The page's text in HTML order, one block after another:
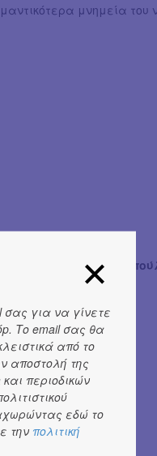
μνημεία του
Μυρτώ
για να γίνετε
Το email σας θα
από το
αποστολή της
περιοδικών
εδώ το
την πολιτική